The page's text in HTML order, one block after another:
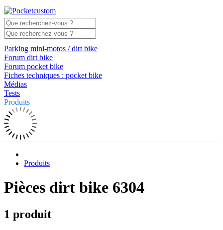
Parking mini-motos / dirt bike
Forum dirt bike
Forum pocket bike
Fiches techniques : pocket bike
Médias
Tests
Produits
Produits
Pièces dirt bike 6304
1 produit